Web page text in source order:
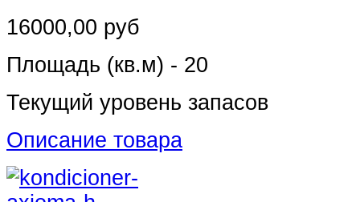
16000,00 руб
Площадь (кв.м) - 20
Текущий уровень запасов
Описание товара